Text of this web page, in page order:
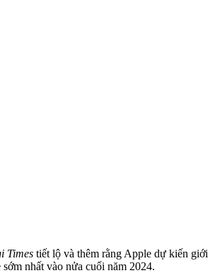
Times tiết lộ và thêm rằng Apple dự kiến giới
nhất vào nửa cuối năm 2024.